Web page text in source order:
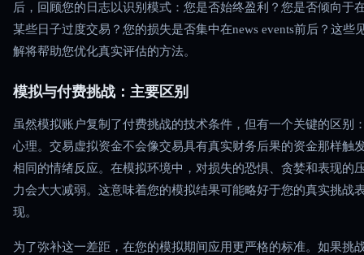
后，回顾您的日志以识别模式：您是否始终盈利？您是否倾向于
某些日子过度交易？您的损失是否集中在news events前后？这些
解将帮助您优化真实评估的方法。
模拟与付费挑战：主要区别
虽然模拟账户复制了付费挑战的技术条件，但有一个关键的区别
心理。交易虚拟资金不会像交易具有真实财务后果的资金那样触
相同的情绪反应。在模拟环境中，对损失的恐惧、贪婪和表现的
力会大大减弱。这意味着您的模拟结果可能略好于您的真实挑战
现。
为了弥补这一差距，在您的模拟期间应用更严格的标准。如果挑